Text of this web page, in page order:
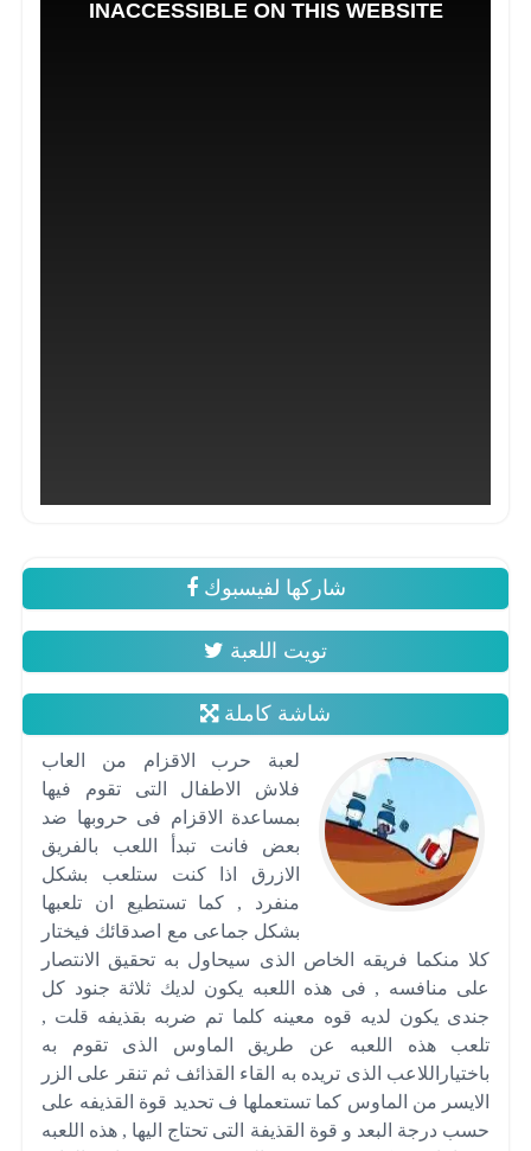
شاركها لفيسبوك
تويت اللعبة
شاشة كاملة
لعبة حرب الاقزام من العاب
فلاش الاطفال التى تقوم فيها
بمساعدة الاقزام فى حروبها ضد
بعض فانت تبدأ اللعب بالفريق
الازرق اذا كنت ستلعب بشكل
منفرد , كما تستطيع ان تلعبها
بشكل جماعى مع اصدقائك فيختار
كلا منكما فريقه الخاص الذى سيحاول به تحقيق الانتصار
على منافسه , فى هذه اللعبه يكون لديك ثلاثة جنود كل
جندى يكون لديه قوه معينه كلما تم ضربه بقذيفه قلت ,
تلعب هذه اللعبه عن طريق الماوس الذى تقوم به
باختياراللاعب الذى تريده به القاء القذائف ثم تنقر على الزر
الايسر من الماوس كما تستعملها ف تحديد قوة القذيفه على
حسب درجة البعد و قوة القذيفة التى تحتاج اليها , هذه اللعبه